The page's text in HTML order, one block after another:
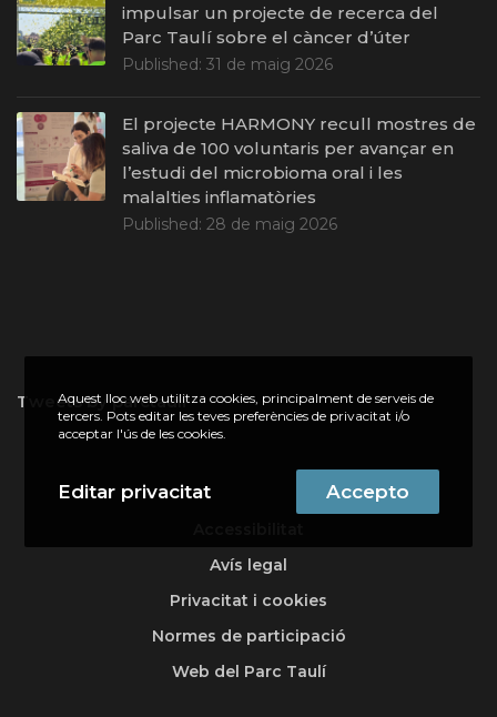
impulsar un projecte de recerca del
Parc Taulí sobre el càncer d’úter
Published: 31 de maig 2026
El projecte HARMONY recull mostres de
saliva de 100 voluntaris per avançar en
l’estudi del microbioma oral i les
malalties inflamatòries
Published: 28 de maig 2026
Tweets by parctauli
Avís legal
Privacitat i cookies
Normes de participació
Web del Parc Taulí
Aquest lloc web utilitza cookies, principalment de serveis de
tercers. Pots editar les teves preferències de privacitat i/o
acceptar l'ús de les cookies.
Editar privacitat Accepto